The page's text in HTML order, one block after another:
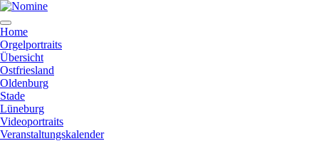
Zum
Inhalt
springen
Home
Orgelportraits
Übersicht
Ostfriesland
Oldenburg
Stade
Lüneburg
Videoportraits
Veranstaltungskalender